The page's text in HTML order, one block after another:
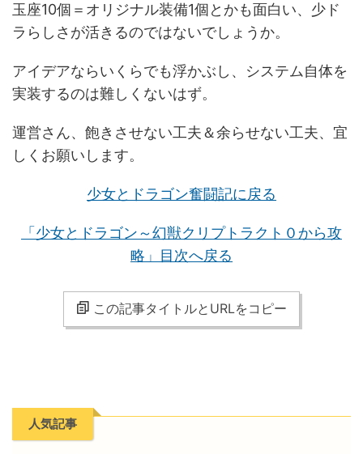
玉座10個＝オリジナル装備1個とかも面白い、少ド
ラらしさが活きるのではないでしょうか。
アイデアならいくらでも浮かぶし、システム自体を
実装するのは難しくないはず。
運営さん、飽きさせない工夫＆余らせない工夫、宜
しくお願いします。
少女とドラゴン奮闘記に戻る
「少女とドラゴン～幻獣クリプトラクト０から攻
略」目次へ戻る
この記事タイトルとURLをコピー
人気記事